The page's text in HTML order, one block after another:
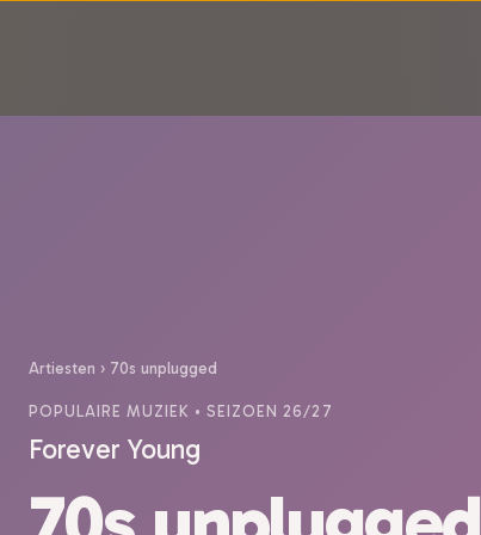
Artiesten › 70s unplugged
POPULAIRE MUZIEK • SEIZOEN 26/27
Forever Young